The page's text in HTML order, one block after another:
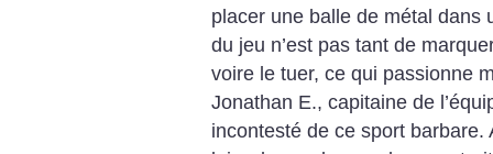
placer une balle de métal dans
du jeu n’est pas tant de
voire le tuer, ce qui passionne
Jonathan E., capitaine de
incontesté de ce sport